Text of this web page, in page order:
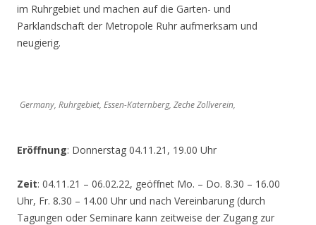
im Ruhrgebiet und machen auf die Garten- und
Parklandschaft der Metropole Ruhr aufmerksam und
neugierig.
Germany, Ruhrgebiet, Essen-Katernberg, Zeche Zollverein,
Eröffnung: Donnerstag 04.11.21, 19.00 Uhr
Zeit: 04.11.21 – 06.02.22, geöffnet Mo. – Do. 8.30 – 16.00
Uhr, Fr. 8.30 – 14.00 Uhr und nach Vereinbarung (durch
Tagungen oder Seminare kann zeitweise der Zugang zur